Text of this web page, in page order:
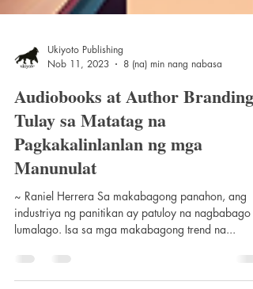
Nob 11, 2023
8 (na) min nang nabasa
Audiobooks at Author Branding:
Tulay sa Matatag na
Pagkakalinlanlan ng mga
Manunulat
~ Raniel Herrera Sa makabagong panahon, ang
lumalago. Isa sa mga makabagong trend na...